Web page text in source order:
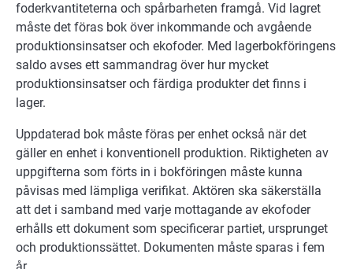
foderkvantiteterna och spårbarheten framgå. Vid lagret
måste det föras bok över inkommande och avgående
produktionsinsatser och ekofoder. Med lagerbokföringens
saldo avses ett sammandrag över hur mycket
produktionsinsatser och färdiga produkter det finns i
lager.
Uppdaterad bok måste föras per enhet också när det
gäller en enhet i konventionell produktion. Riktigheten av
uppgifterna som förts in i bokföringen måste kunna
påvisas med lämpliga verifikat. Aktören ska säkerställa
att det i samband med varje mottagande av ekofoder
erhålls ett dokument som specificerar partiet, ursprunget
och produktionssättet. Dokumenten måste sparas i fem